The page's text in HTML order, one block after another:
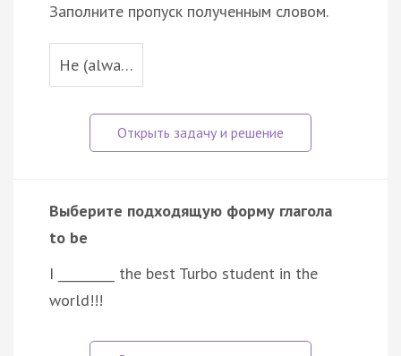
Заполните пропуск полученным словом.
He (alwa…
Выберите подходящую форму глагола
to be
I _________ the best Turbo student in the
world!!!